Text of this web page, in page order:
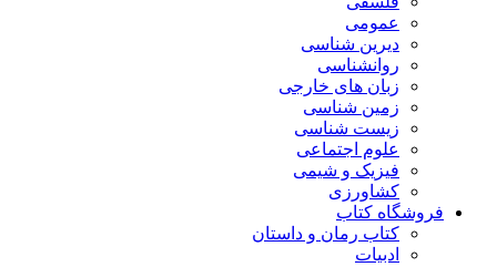
عمومی
دیرین شناسی
روانشناسی
زبان های خارجی
زمین شناسی
زیست شناسی
علوم اجتماعی
فیزیک و شیمی
کشاورزی
فروشگاه کتاب
کتاب رمان و داستان
ادبیات